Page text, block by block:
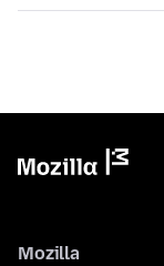
Mozilla